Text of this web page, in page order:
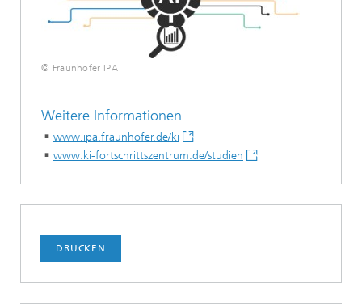
© Fraunhofer IPA
Weitere Informationen
www.ipa.fraunhofer.de/ki
www.ki-fortschrittszentrum.de/studien
DRUCKEN